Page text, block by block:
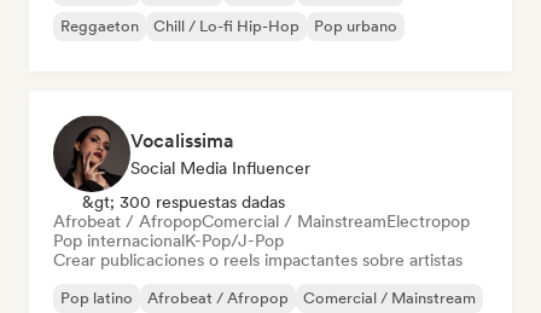
Reggaeton
Chill / Lo-fi Hip-Hop Pop urbano
Vocalissima
Social Media Influencer
&gt; 300 respuestas dadas
Afrobeat / AfropopComercial / MainstreamElectropop
Pop internacionalK-Pop/J-Pop
Crear publicaciones o reels impactantes sobre artistas
Pop latino Afrobeat / Afropop
Comercial / Mainstream